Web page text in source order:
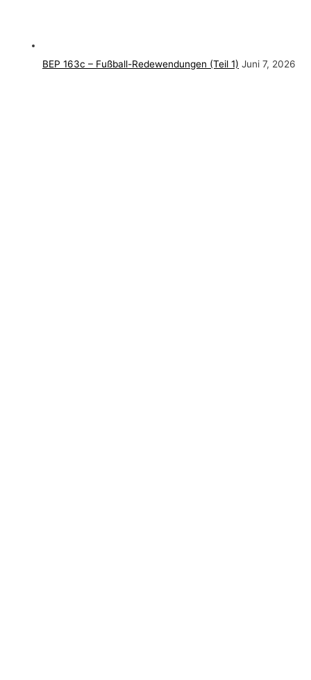
BEP 163c – Fußball-Redewendungen (Teil 1) Juni 7, 2026